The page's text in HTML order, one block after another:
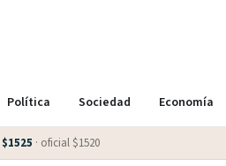
Política Sociedad Economía
$1525 · oficial $1520